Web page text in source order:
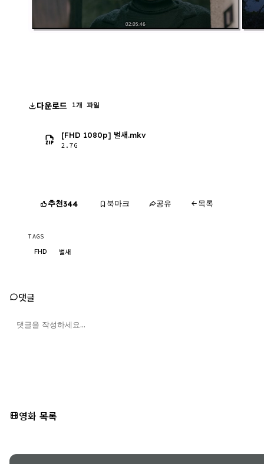
다운로드 1개 파일
[FHD 1080p] 벌새.mkv
2.7G
추천344 북마크 공유 목록
TAGS
FHD 벌새
댓글
영화 목록